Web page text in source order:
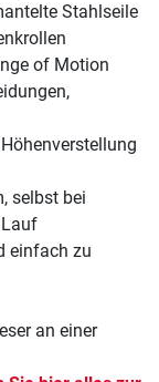
Stahlseile
of Motion
selbst bei
einfach zu
an einer